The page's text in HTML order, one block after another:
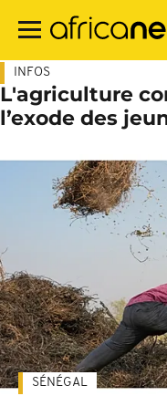
contenu
INFOS
L'agriculture
l’exode des
SÉNÉGAL